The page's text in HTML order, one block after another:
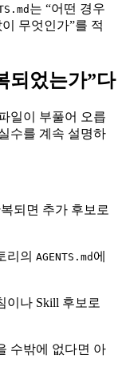
는 “어떤 경우
무엇인가”를 적
되었는가”다
일이 부풀어 오릅
수를 계속 설명하
되면 추가 후보로
리의 AGENTS.md 에
이나 Skill 후보로
수밖에 없다면 아